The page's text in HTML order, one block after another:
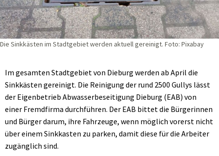
Die Sinkkästen im Stadtgebiet werden aktuell gereinigt. Foto: Pixabay
Im gesamten Stadtgebiet von Dieburg werden ab April die
Sinkkästen gereinigt. Die Reinigung der rund 2500 Gullys lässt
der Eigenbetrieb Abwasserbeseitigung Dieburg (EAB) von
einer Fremdfirma durchführen. Der EAB bittet die Bürgerinnen
und Bürger darum, ihre Fahrzeuge, wenn möglich vorerst nicht
über einem Sinkkasten zu parken, damit diese für die Arbeiter
zugänglich sind.